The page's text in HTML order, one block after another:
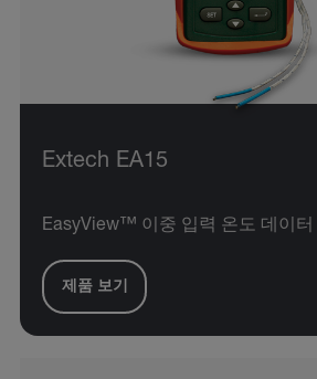
Extech EA15
EasyView™ 이중 입력 온도 데이터
제품 보기